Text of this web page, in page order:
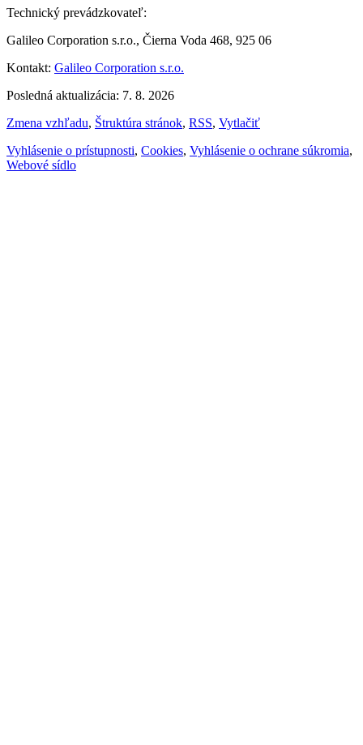
Technický prevádzkovateľ:
Galileo Corporation s.r.o., Čierna Voda 468, 925 06
Kontakt: Galileo Corporation s.r.o.
Posledná aktualizácia: 7. 8. 2026
Zmena vzhľadu, Štruktúra stránok, RSS, Vytlačiť
Vyhlásenie o prístupnosti, Cookies, Vyhlásenie o ochrane súkromia,
Webové sídlo